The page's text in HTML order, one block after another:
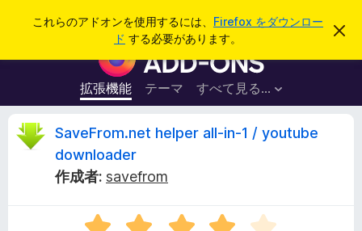
これらのアドオンを使用するには、 Firefox をダウンロー
ド する必要があります。
こ
を
F
i
r
e
ウ
拡張機能 テーマ すべて見る...
ログイン
S
a
SaveFrom.net helper all-in-1 / youtube
downloader
作成者: savefrom
5